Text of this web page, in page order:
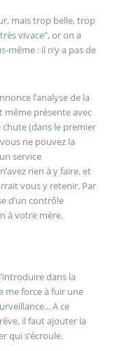
mais trop belle, trop
vivace", or on a
même : il n’y a pas de
l’analyse de la
même présente avec
(dans le premier
ne pouvez la
service
rien à y faire, et
vous y retenir. Par
d’un contrôle
à votre mère.
dans la
me force à fuir une
A ce
il faut ajouter la
qui s’écroule.